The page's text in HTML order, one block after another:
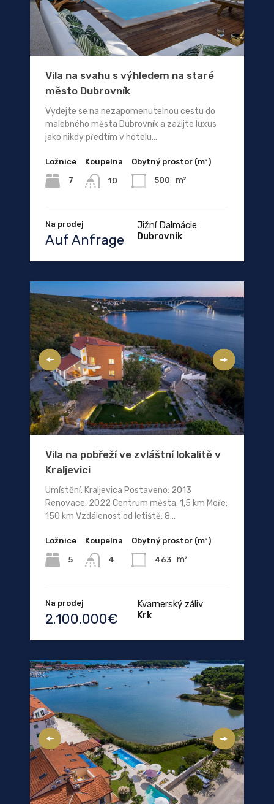
Vila na svahu s výhledem na staré
město Dubrovník
Vydejte se na nezapomenutelnou cestu do
malebného města Dubrovník a zažijte luxus
jako nikdy předtím v hotelu...
Ložnice
7
Koupelna
10
Obytný prostor (m²)
500 m²
Na prodej
Auf Anfrage
Jižní Dalmácie
Dubrovnik
Vila na pobřeží ve zvláštní lokalitě v
Kraljevici
Umístění: Kraljevica Postaveno: 2013
Renovace: 2022 Centrum města: 1,5 km Moře:
150 km Vzdálenost od letiště: 8...
Ložnice
5
Koupelna
4
Obytný prostor (m²)
463 m²
Na prodej
2.100.000€
Kvarnerský záliv
Krk